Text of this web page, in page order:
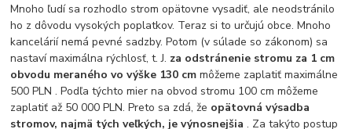
Mnoho ľudí sa rozhodlo strom opätovne vysadiť, ale neodstránilo
ho z dôvodu vysokých poplatkov. Teraz si to určujú obce. Mnoho
kancelárií nemá pevné sadzby. Potom (v súlade so zákonom) sa
nastaví maximálna rýchlosť, t. J. za odstránenie stromu za 1 cm
obvodu meraného vo výške 130 cmmôžeme zaplatiť maximálne
500 PLN . Podľa týchto mier na obvod stromu 100 cm môžeme
zaplatiť až 50 000 PLN. Preto sa zdá, že opätovná výsadba
stromov, najmä tých veľkých, je výnosnejšia. Za takýto postup